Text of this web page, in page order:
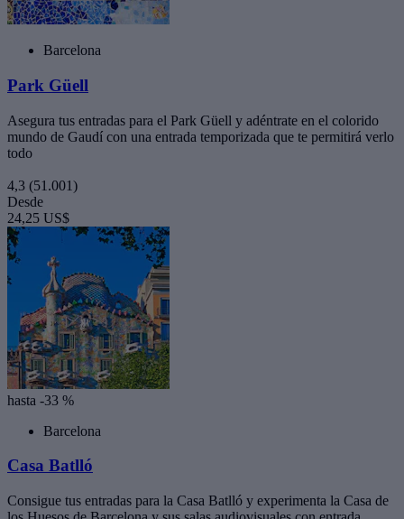
Barcelona
Park Güell
Asegura tus entradas para el Park Güell y adéntrate en el colorido
mundo de Gaudí con una entrada temporizada que te permitirá verlo
todo
4,3 (51.001)
Desde
24,25 US$
hasta -33 %
Barcelona
Casa Batlló
Consigue tus entradas para la Casa Batlló y experimenta la Casa de